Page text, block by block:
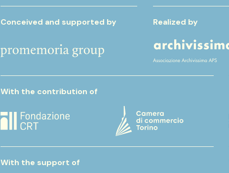
Conceived and supported by Realized by
With the contribution of
With the support of